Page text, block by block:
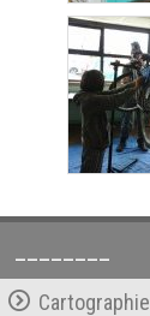
Cartographie